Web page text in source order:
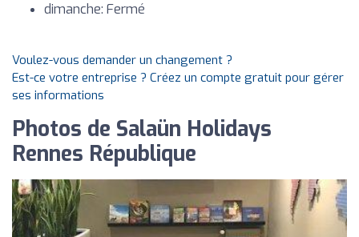
dimanche: Fermé
Voulez-vous demander un changement ?
Est-ce votre entreprise ? Créez un compte gratuit pour gérer
ses informations
Photos de Salaün Holidays
Rennes République